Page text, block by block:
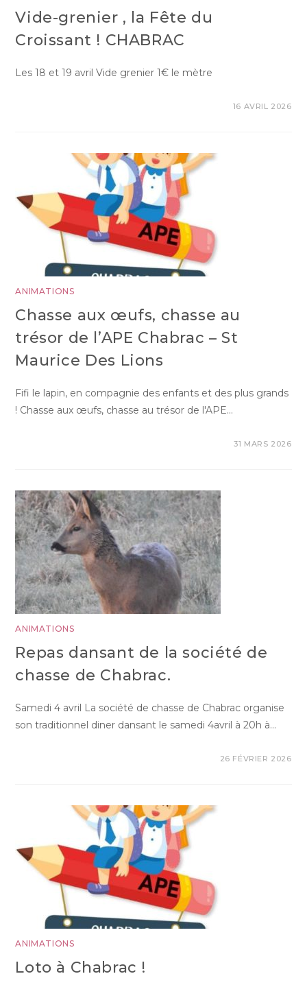
Vide-grenier , la Fête du
Croissant ! CHABRAC
Les 18 et 19 avril Vide grenier 1€ le mètre
16 AVRIL 2026
ANIMATIONS
Chasse aux œufs, chasse au
trésor de l’APE Chabrac – St
Maurice Des Lions
Fifi le lapin, en compagnie des enfants et des plus grands
! Chasse aux œufs, chasse au trésor de l'APE…
31 MARS 2026
ANIMATIONS
Repas dansant de la société de
chasse de Chabrac.
Samedi 4 avril La société de chasse de Chabrac organise
son traditionnel diner dansant le samedi 4avril à 20h à…
26 FÉVRIER 2026
ANIMATIONS
Loto à Chabrac !